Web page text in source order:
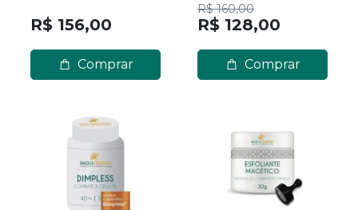
R$ 156,00
Comprar
R$ 160,00
R$ 128,00
Comprar